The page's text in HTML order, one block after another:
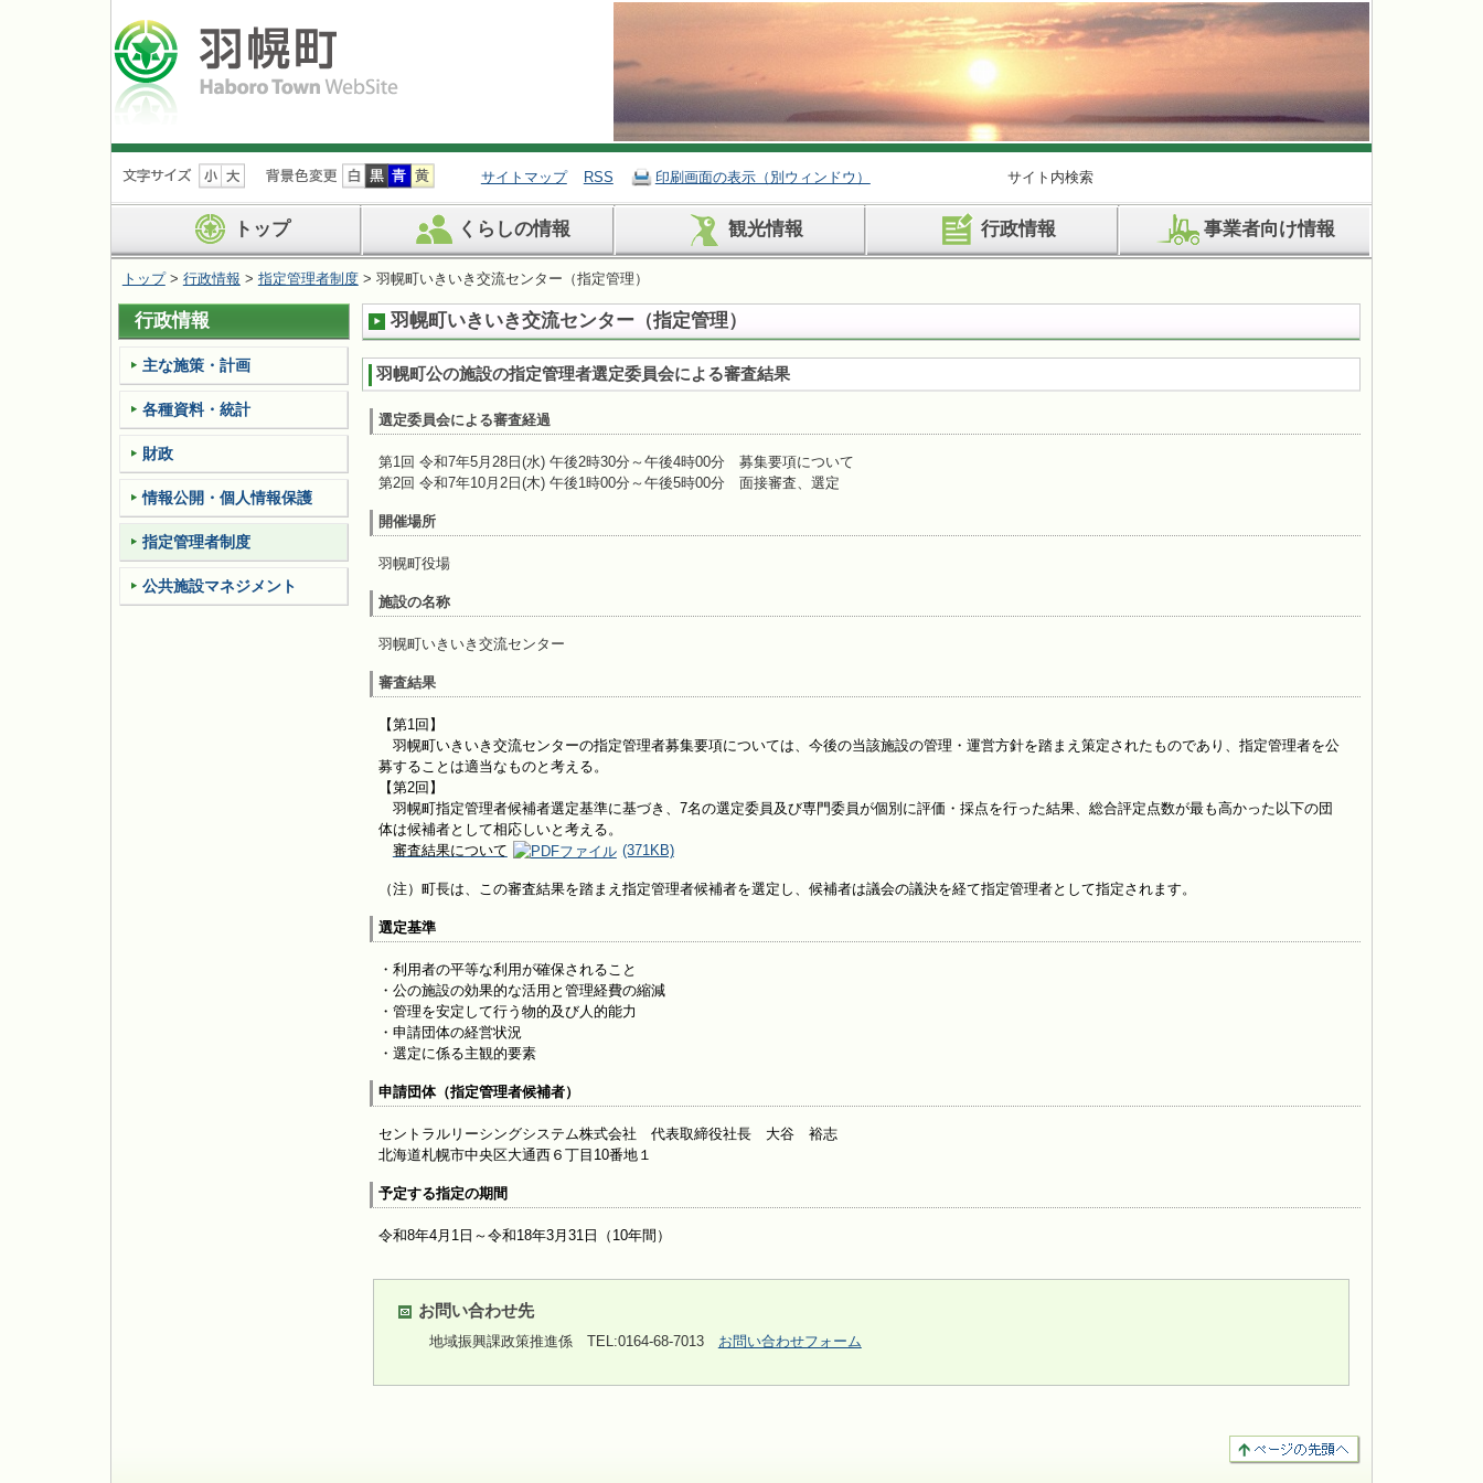
ナ
ビ
ョ
ン
を
飛
ば
す
サイトマップ RSS 印刷画面の表示（別ウィンドウ） サイト内検索
トップ くらしの情報 観光情報 行政情報 事業者向け情報
トップ> 行政情報 > 指定管理者制度> 羽幌町いきいき交流センター（指定管理）
羽幌町いきいき交流センター（指定管理）
羽幌町公の施設の指定管理者選定委員会による審査結果
選定委員会による審査経過
第1回 令和7年5月28日(水) 午後2時30分～午後4時00分 募集要項について
第2回 令和7年10月2日(木) 午後1時00分～午後5時00分 面接審査、選定
開催場所
羽幌町役場
施設の名称
羽幌町いきいき交流センター
審査結果
【第1回】
羽幌町いきいき交流センターの指定管理者募集要項については、今後の当該施設の管理・運営方針を踏まえ策定されたものであり、指定管理者を公
募することは適当なものと考える。
【第2回】
羽幌町指定管理者候補者選定基準に基づき、7名の選定委員及び専門委員が個別に評価・採点を行った結果、総合評定点数が最も高かった以下の団
体は候補者として相応しいと考える。
審査結果について
(371KB)
（注）町長は、この審査結果を踏まえ指定管理者候補者を選定し、候補者は議会の議決を経て指定管理者として指定されます。
選定基準
・利用者の平等な利用が確保されること
・公の施設の効果的な活用と管理経費の縮減
・管理を安定して行う物的及び人的能力
・申請団体の経営状況
・選定に係る主観的要素
申請団体（指定管理者候補者）
セントラルリーシングシステム株式会社 代表取締役社長 大谷 裕志
北海道札幌市中央区大通西６丁目10番地１
予定する指定の期間
令和8年4月1日～令和18年3月31日（10年間）
お問い合わせ先
地域振興課政策推進係TEL:0164-68-7013 お問い合わせフォーム
行政情報
主な施策・計画
各種資料・統計
財政
情報公開・個人情報保護
指定管理者制度
公共施設マネジメント